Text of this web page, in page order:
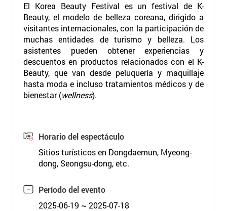
El Korea Beauty Festival es un festival de K-
Beauty, el modelo de belleza coreana, dirigido a
visitantes internacionales, con la participación de
muchas entidades de turismo y belleza. Los
asistentes pueden obtener experiencias y
descuentos en productos relacionados con el K-
Beauty, que van desde peluquería y maquillaje
hasta moda e incluso tratamientos médicos y de
bienestar (wellness).
Horario del espectáculo
Sitios turísticos en Dongdaemun, Myeong-
dong, Seongsu-dong, etc.
Período del evento
2025-06-19 ~ 2025-07-18